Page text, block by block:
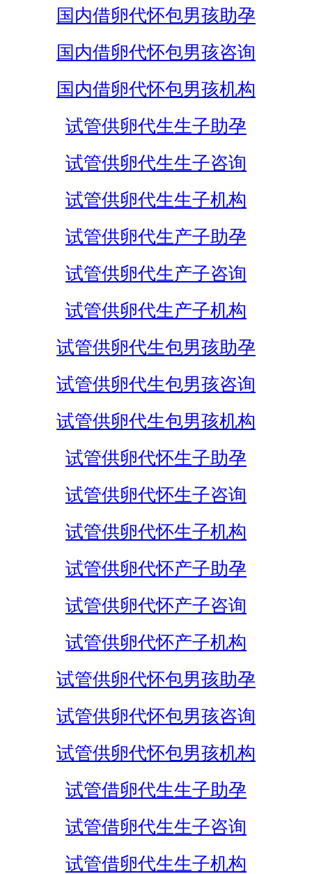
国内借卵代怀包男孩助孕
国内借卵代怀包男孩咨询
国内借卵代怀包男孩机构
试管供卵代生生子助孕
试管供卵代生生子咨询
试管供卵代生生子机构
试管供卵代生产子助孕
试管供卵代生产子咨询
试管供卵代生产子机构
试管供卵代生包男孩助孕
试管供卵代生包男孩咨询
试管供卵代生包男孩机构
试管供卵代怀生子助孕
试管供卵代怀生子咨询
试管供卵代怀生子机构
试管供卵代怀产子助孕
试管供卵代怀产子咨询
试管供卵代怀产子机构
试管供卵代怀包男孩助孕
试管供卵代怀包男孩咨询
试管供卵代怀包男孩机构
试管借卵代生生子助孕
试管借卵代生生子咨询
试管借卵代生生子机构